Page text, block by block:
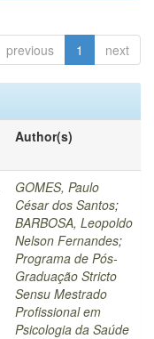
previous 1 next
Author(s)
GOMES, Paulo
César dos Santos;
BARBOSA, Leopoldo
Nelson Fernandes;
Programa de Pós-
Graduação Stricto
Sensu Mestrado
Profissional em
Psicologia da Saúde